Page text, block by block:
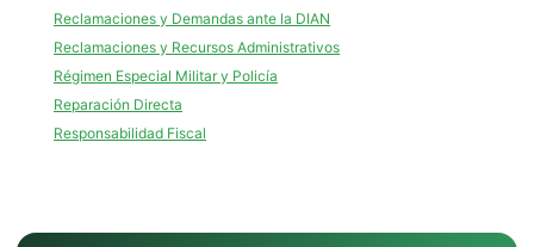
Reclamaciones y Demandas ante la DIAN
Reclamaciones y Recursos Administrativos
Régimen Especial Militar y Policía
Reparación Directa
Responsabilidad Fiscal